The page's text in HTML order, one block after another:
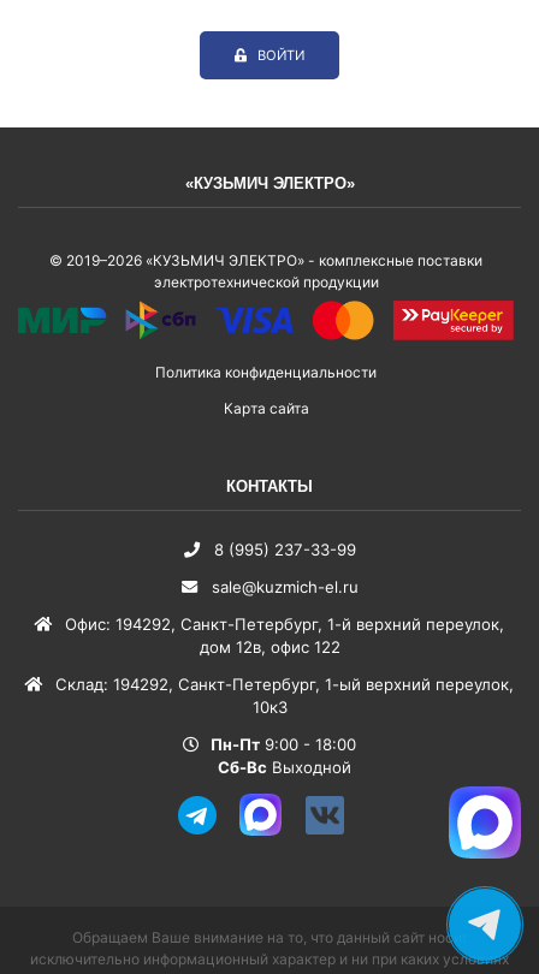
ВОЙТИ
«КУЗЬМИЧ ЭЛЕКТРО»
© 2019–2026 «КУЗЬМИЧ ЭЛЕКТРО» - комплексные поставки
электротехнической продукции
Политика конфиденциальности
Карта сайта
КОНТАКТЫ
8 (995) 237-33-99
sale@kuzmich-el.ru
Офис: 194292, Санкт-Петербург, 1-й верхний переулок,
дом 12в, офис 122
Склад: 194292, Санкт-Петербург, 1-ый верхний переулок,
10к3
Пн-Пт 9:00 - 18:00
Сб-Вс Выходной
Обращаем Ваше внимание на то, что данный сайт носит
исключительно информационный характер и ни при каких условиях